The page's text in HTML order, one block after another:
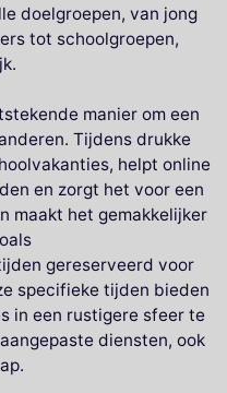
doelgroepen, van jong
tot schoolgroepen,
manier om een
Tijdens drukke
helpt online
en zorgt het voor een
maakt het gemakkelijker
gereserveerd voor
specifieke tijden bieden
in een rustigere sfeer te
diensten, ook